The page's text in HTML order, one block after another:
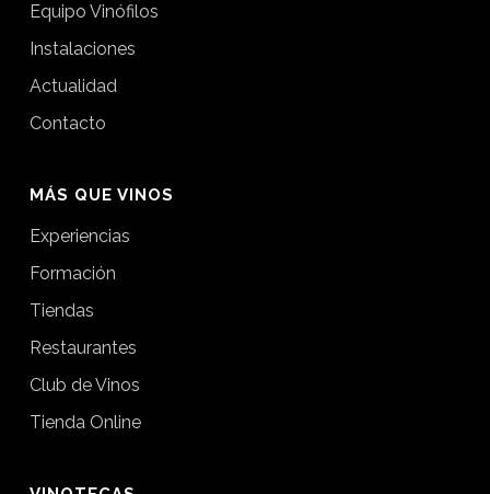
Equipo Vinófilos
Instalaciones
Actualidad
Contacto
MÁS QUE VINOS
Experiencias
Formación
Tiendas
Restaurantes
Club de Vinos
Tienda Online